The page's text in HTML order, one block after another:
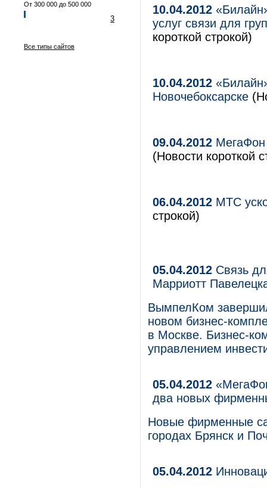
От 300 000 до 500 000
3
Все типы сайтов
10.04.2012
услуг связи для
короткой строкой)
10.04.2012
Новочебоксарске
09.04.2012 МегаФон
(Новости короткой
06.04.2012 МТС
строкой)
05.04.2012 Связь
Марриотт
ВымпелКом
новом бизнес-
в Москве. Бизнес-
управлением
05.04.2012
два новых
Новые фирменные
городах Брянск и
05.04.2012